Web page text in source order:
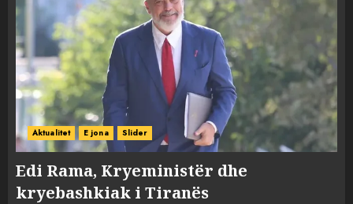
Aktualitet E jona Slider
Edi Rama, Kryeministër dhe
kryebashkiak i Tiranës